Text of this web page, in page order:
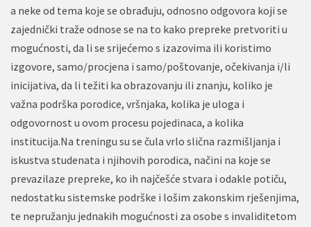
a neke od tema koje se obrađuju, odnosno odgovora koji se
zajednički traže odnose se na to kako prepreke pretvoriti u
mogućnosti, da li se srijećemo s izazovima ili koristimo
izgovore, samo/procjena i samo/poštovanje, očekivanja i/li
inicijativa, da li težiti ka obrazovanju ili znanju, koliko je
važna podrška porodice, vršnjaka, kolika je uloga i
odgovornost u ovom procesu pojedinaca, a kolika
institucija.Na treningu su se čula vrlo slična razmišljanja i
iskustva studenata i njihovih porodica, načini na koje se
prevazilaze prepreke, ko ih najčešće stvara i odakle potiču,
nedostatku sistemske podrške i lošim zakonskim rješenjima,
te nepružanju jednakih mogućnosti za osobe s invaliditetom